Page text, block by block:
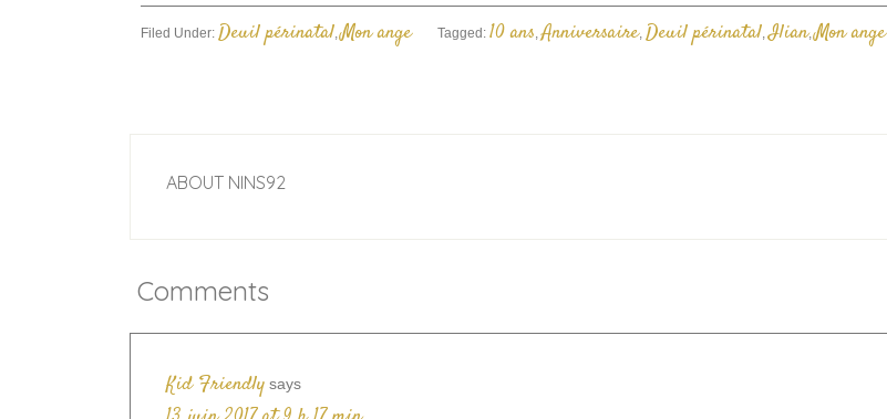
Filed Under: Deuil périnatal,Mon ange Tagged: 10 ans,Anniversaire, Deuil périnatal,Ilian,Mon ange
ABOUT NINS92
Comments
Kid Friendly says